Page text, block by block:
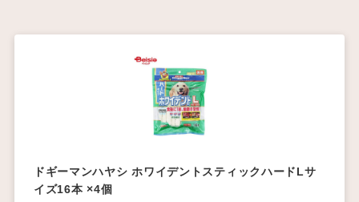
ドギーマンハヤシ ホワイデントスティックハードLサ
イズ16本 ×4個